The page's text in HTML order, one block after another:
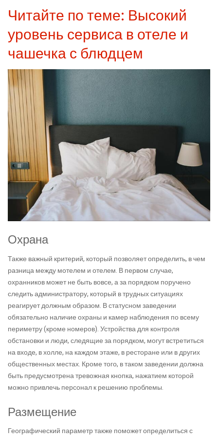
Читайте по теме: Высокий
уровень сервиса в отеле и
чашечка с блюдцем
Охрана
Также важный критерий, который позволяет определить, в чем
разница между мотелем и отелем. В первом случае,
охранников может не быть вовсе, а за порядком поручено
следить администратору, который в трудных ситуациях
реагирует должным образом. В статусном заведении
обязательно наличие охраны и камер наблюдения по всему
периметру (кроме номеров). Устройства для контроля
обстановки и люди, следящие за порядком, могут встретиться
на входе, в холле, на каждом этаже, в ресторане или в других
общественных местах. Кроме того, в таком заведении должна
быть предусмотрена тревожная кнопка, нажатием которой
можно привлечь персонал к решению проблемы.
Размещение
Географический параметр также поможет определиться с